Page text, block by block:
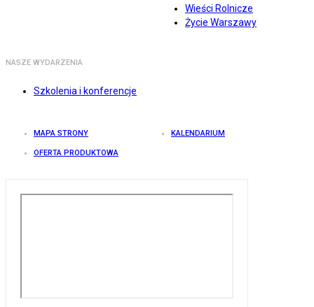
Wieści Rolnicze
Życie Warszawy
NASZE WYDARZENIA
Szkolenia i konferencje
MAPA STRONY KALENDARIUM
OFERTA PRODUKTOWA